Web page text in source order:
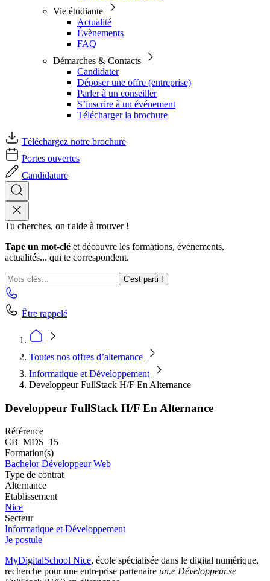
Vie étudiante
Actualité
Évènements
FAQ
Démarches & Contacts
Candidater
Déposer une offre (entreprise)
Parler à un conseiller
S’inscrire à un événement
Télécharger la brochure
Téléchargez notre brochure
Portes ouvertes
Candidature
Tu cherches, on t'aide à trouver !
Tape un mot-clé et découvre les formations, événements,
actualités... qui te correspondent.
C'est parti !
Être rappelé
Toutes nos offres d’alternance
Informatique et Développement
Developpeur FullStack H/F En Alternance
Developpeur FullStack H/F En Alternance
Référence
CB_MDS_15
Formation(s)
Bachelor Développeur Web
Type de contrat
Alternance
Etablissement
Nice
Secteur
Informatique et Développement
Je postule
MyDigitalSchool Nice, école spécialisée dans le digital numérique,
recherche pour une entreprise partenaire un.e Développeur.se